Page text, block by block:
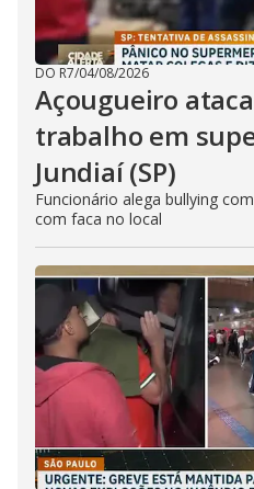
DO R7/04/08/2026
Açougueiro
trabalho em
Jundiaí (SP)
Funcionário alega bullying
com faca no local